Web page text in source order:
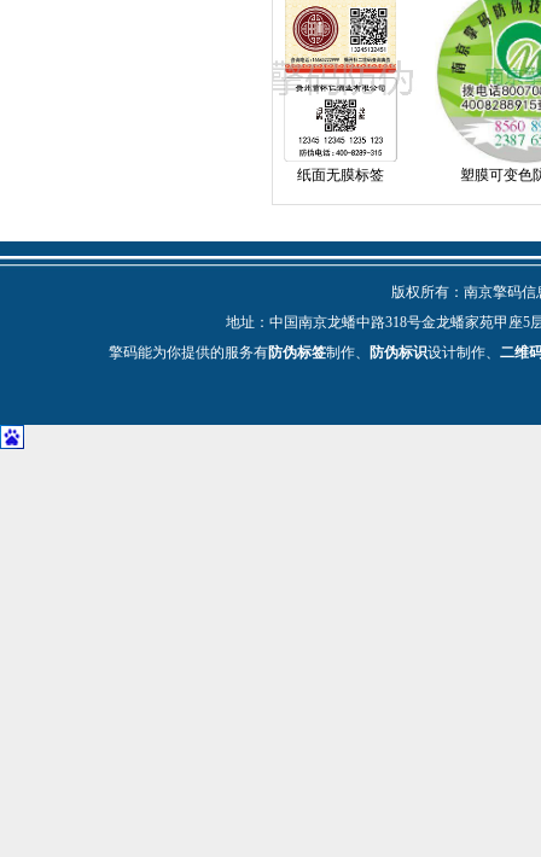
纸面无膜标签 塑膜可变色防
版权所有：南京擎码
地址：中国南京龙蟠中路318号金龙蟠家苑甲座5
擎码能为你提供的服务有防伪标签制作、 防伪标识设计制作、 二维